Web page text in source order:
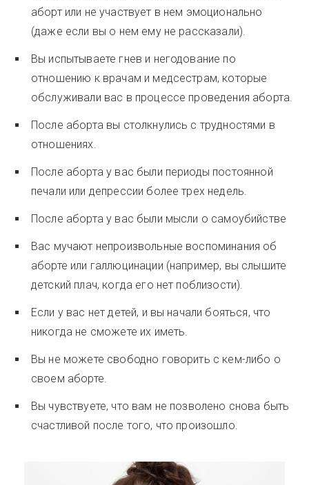
аборт или не участвует в нем эмоционально
(даже если вы о нем ему не рассказали).
Вы испытываете гнев и негодование по
отношению к врачам и медсестрам, которые
обслуживали вас в процессе проведения аборта.
После аборта вы столкнулись с трудностями в
отношениях.
После аборта у вас были периоды постоянной
печали или депрессии более трех недель.
После аборта у вас были мысли о самоубийстве
Вас мучают непроизвольные воспоминания об
аборте или галлюцинации (например, вы слышите
детский плач, когда его нет поблизости).
Если у вас нет детей, и вы начали бояться, что
никогда не сможете их иметь.
Вы не можете свободно говорить с кем-либо о
своем аборте.
Вы чувствуете, что вам не позволено снова быть
счастливой после того, что произошло.